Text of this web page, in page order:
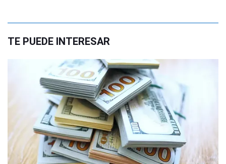
TE PUEDE INTERESAR